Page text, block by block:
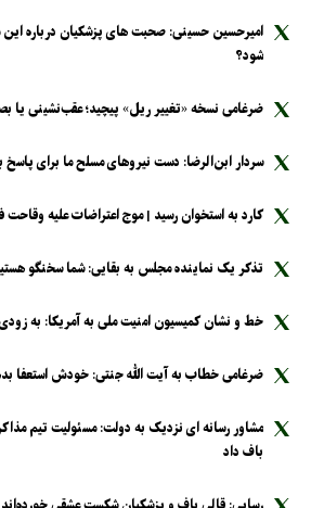
امیرحسین حسینی: صحبت های پزشکیان درباره
شود؟
ضرغامی نسخه «تغییر ریل» پیچید؛ عقب‌نشینی یا
سردار ابن‌الرضا: دست نیرو‌های مسلح ما برای
کارد به استخوان رسید | موج اعتراضات علیه وقاحت
تذکر یک نماینده مجلس به بقایی: شما سخنگو
خط و نشان کمیسیون امنیت ملی به آمریکا: به
ضرغامی خطاب به آیت الله جنتی: خودش استعفا
مشاور رسانه ای نزدیک به دولت: مسئولیت تیم
باف داد